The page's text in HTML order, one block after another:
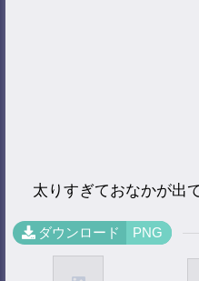
太りすぎておなかが出
ダウンロード PNG